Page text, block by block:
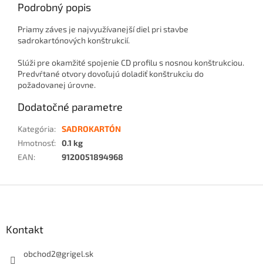
Podrobný popis
Priamy záves je najvyužívanejší diel pri stavbe
sadrokartónových konštrukcií.
Slúži pre okamžité spojenie CD profilu s nosnou konštrukciou.
Predvŕtané otvory dovoľujú doladiť konštrukciu do
požadovanej úrovne.
Dodatočné parametre
Kategória: SADROKARTÓN
Hmotnosť: 0.1 kg
EAN: 9120051894968
Kontakt
obchod2@grigel.sk